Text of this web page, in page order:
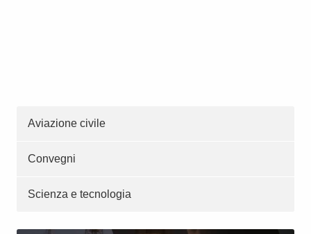
Aviazione civile
Convegni
Scienza e tecnologia